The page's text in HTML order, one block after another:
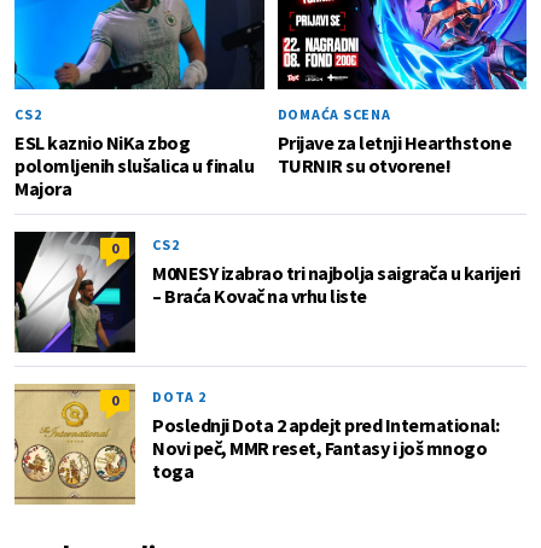
CS2
ESL kaznio NiKa zbog
polomljenih slušalica u finalu
Majora
DOMAĆA SCENA
Prijave za letnji Hearthstone
TURNIR su otvorene!
0 CS2
M0NESY izabrao tri najbolja saigrača u karijeri
– Braća Kovač na vrhu liste
0 DOTA 2
Poslednji Dota 2 apdejt pred International:
Novi peč, MMR reset, Fantasy i još mnogo
toga